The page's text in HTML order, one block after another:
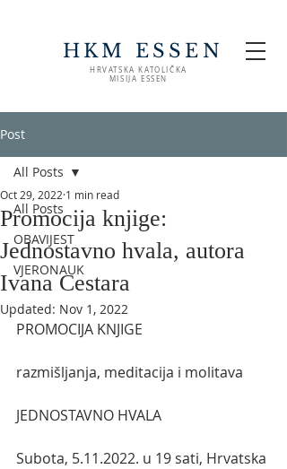
HKM ESSEN
HRVATSKA KATOLIČKA
MISIJA ESSEN
Post
All Posts
OBAVIJEST
VJERONAUK
All Posts
Promocija knjige:
Jednostavno hvala, autora
Ivana Cestara
Oct 29, 2022 1 min read
Updated: Nov 1, 2022
PROMOCIJA KNJIGE
razmišljanja, meditacija i molitava
JEDNOSTAVNO HVALA
Subota, 5.11.2022. u 19 sati, Hrvatska